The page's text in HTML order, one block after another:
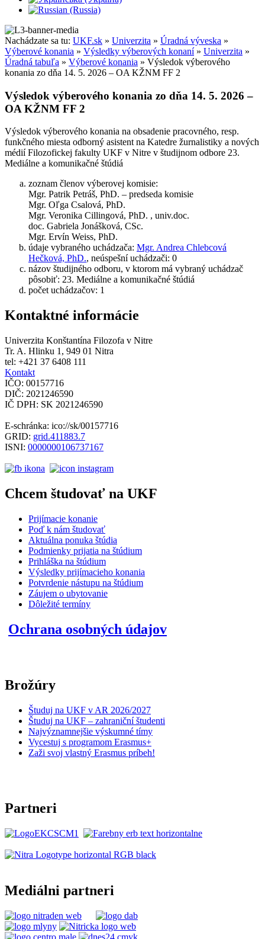
Nachádzate sa tu: UKF.sk » Univerzita » Úradná výveska »
Výberové konania » Výsledky výberových konaní» Univerzita »
Úradná tabuľa » Výberové konania » Výsledok výberového
konania zo dňa 14. 5. 2026 – OA KŽNM FF 2
Výsledok výberového konania zo dňa 14. 5. 2026 –
OA KŽNM FF 2
Výsledok výberového konania na obsadenie pracovného, resp.
funkčného miesta odborný asistent na Katedre žurnalistiky a nových
médií Filozofickej fakulty UKF v Nitre v študijnom odbore 23.
Mediálne a komunikačné štúdiá
zoznam členov výberovej komisie:
Mgr. Patrik Petráš, PhD. – predseda komisie
Mgr. Oľga Csalová, PhD.
Mgr. Veronika Cillingová, PhD. , univ.doc.
doc. Gabriela Jonášková, CSc.
Mgr. Ervín Weiss, PhD.
údaje vybraného uchádzača: Mgr. Andrea Chlebcová
Hečková, PhD., neúspešní uchádzači: 0
názov študijného odboru, v ktorom má vybraný uchádzač
pôsobiť: 23. Mediálne a komunikačné štúdiá
počet uchádzačov: 1
Kontaktné informácie
Univerzita Konštantína Filozofa v Nitre
Tr. A. Hlinku 1, 949 01 Nitra
tel: +421 37 6408 111
Kontakt
IČO: 00157716
DIČ: 2021246590
IČ DPH: SK 2021246590
E-schránka: ico://sk/00157716
GRID: grid.411883.7
ISNI: 0000000106737167
Chcem študovať na UKF
Prijímacie konanie
Poď k nám študovať
Aktuálna ponuka štúdia
Podmienky prijatia na štúdium
Prihláška na štúdium
Výsledky prijímacieho konania
Potvrdenie nástupu na štúdium
Záujem o ubytovanie
Dôležité termíny
Ochrana osobných údajov
Brožúry
Študuj na UKF v AR 2026/2027
Študuj na UKF – zahraniční študenti
Najvýznamnejšie výskumné tímy
Vycestuj s programom Erasmus+
Zaži svoj vlastný Erasmus príbeh!
Partneri
Mediálni partneri